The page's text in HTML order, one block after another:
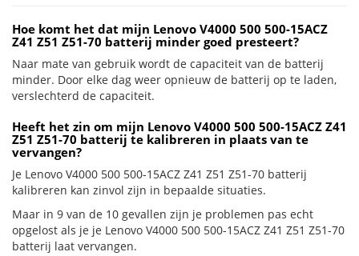
Hoe komt het dat mijn Lenovo V4000 500 500-15ACZ
Z41 Z51 Z51-70 batterij minder goed presteert?
Naar mate van gebruik wordt de capaciteit van de batterij
minder. Door elke dag weer opnieuw de batterij op te laden,
verslechterd de capaciteit.
Heeft het zin om mijn Lenovo V4000 500 500-15ACZ Z41
Z51 Z51-70 batterij te kalibreren in plaats van te
vervangen?
Je Lenovo V4000 500 500-15ACZ Z41 Z51 Z51-70 batterij
kalibreren kan zinvol zijn in bepaalde situaties.
Maar in 9 van de 10 gevallen zijn je problemen pas echt
opgelost als je je Lenovo V4000 500 500-15ACZ Z41 Z51 Z51-70
batterij laat vervangen.